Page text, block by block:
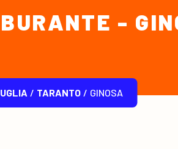
-
/ TARANTO / GINOSA